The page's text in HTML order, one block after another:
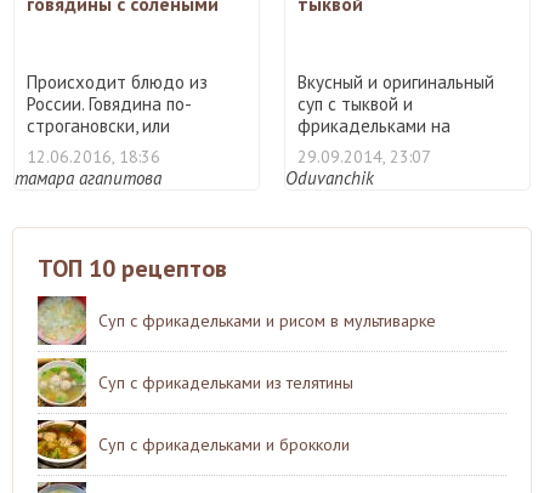
Происходит блюдо из
России. Говядина по-
строгановски, или
бефстроган ...
12.06.2016, 18:36
тамара агапитова
Вкусный и оригинальный
суп с тыквой и
фрикадельками на
каждый день. ...
29.09.2014, 23:07
Oduvanchik
ТОП 10 рецептов
Суп с фрикадельками и рисом в мультиварке
Суп с фрикадельками из телятины
Суп с фрикадельками и брокколи